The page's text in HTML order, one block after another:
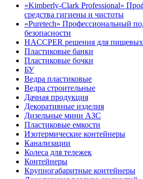
«Kimberly-Clark Professional»
средства гигиены и чистоты
«Puretech» Профессиональный
безопасности
HACCPER решения для пищевых
Пластиковые банки
Пластиковые бочки
БУ
Ведра пластиковые
Ведра строительные
Дачная продукция
Декоративные изделия
Дизельные мини АЗС
Пластиковые емкости
Изотермические контейнеры
Канализации
Колеса для тележек
Контейнеры
Крупногабаритные контейнеры